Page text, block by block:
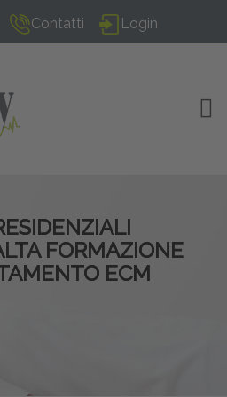
Contatti Login
FORMAZIONE
ECM